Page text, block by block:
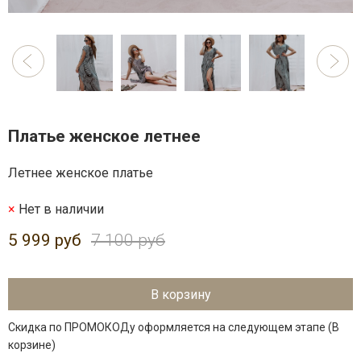
Платье женское летнее
Летнее женское платье
Нет в наличии
5 999 руб 7 100 руб
В корзину
Скидка по ПРОМОКОДу оформляется на следующем этапе (В
корзине)